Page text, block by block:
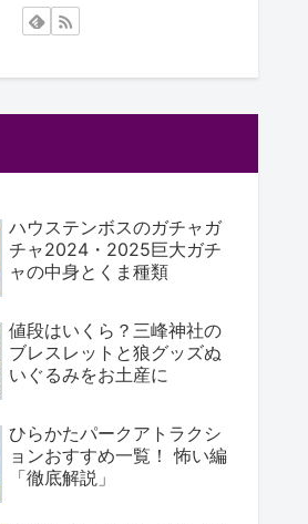
ハウステンボスのガチャガ
チャ2024・2025巨大ガチ
ャの中身とくま種類
値段はいくら？三峰神社の
ブレスレットと狼グッズぬ
いぐるみをお土産に
ひらかたパークアトラクシ
ョンおすすめ一覧！ 怖い編
「徹底解説」